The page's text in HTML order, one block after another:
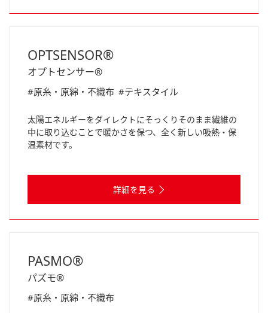
OPTSENSOR®
オプトセンサー®
#原糸・原綿・不織布 #テキスタイル
太陽エネルギーをダイレクトにそっくりそのまま繊維の
中に取り込むことで暖かさを保つ、全く新しい吸熱・保
温素材です。
詳細を見る
PASMO®
パズモ®
#原糸・原綿・不織布